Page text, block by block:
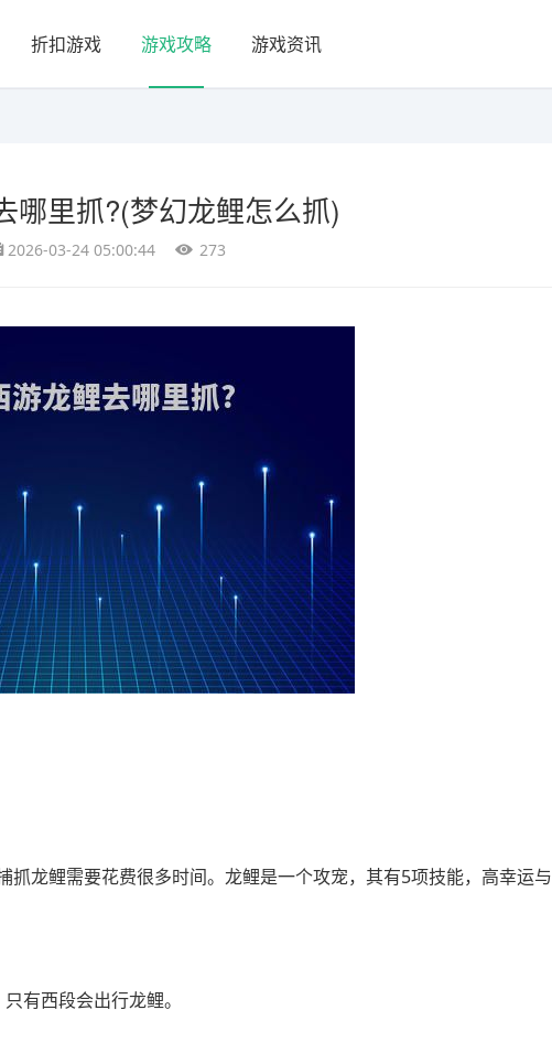
折扣游戏 游戏攻略 游戏资讯
哪里抓?(梦幻龙鲤怎么抓)
2026-03-24 05:00:44 273
龙鲤需要花费很多时间。龙鲤是一个攻宠，其有5项技能，高幸运与
有西段会出行龙鲤。